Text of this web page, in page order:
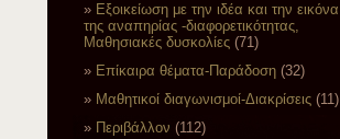
Εξοικείωση με την ιδέα και την εικόνα
της αναπηρίας -διαφορετικότητας,
Μαθησιακές δυσκολίες (71)
Επίκαιρα θέματα-Παράδοση (32)
Μαθητικοί διαγωνισμοί-Διακρίσεις (11)
Περιβάλλον (112)